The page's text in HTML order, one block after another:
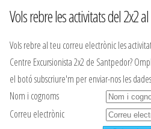
Vols rebre les activitats del 2x2
Vols rebre al teu correu electrònic les
Centre Excursionista 2x2 de Santpedor?
el botó subscriure'm per enviar-nos les
Nom i cognoms
Correu electrònic